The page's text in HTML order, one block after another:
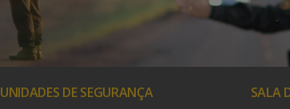
UNIDADES DE SEGURANÇA SALA